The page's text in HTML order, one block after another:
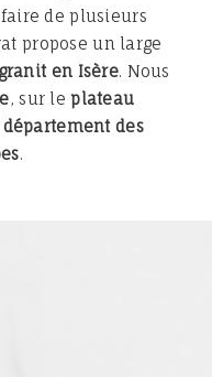
de plusieurs
propose un large
en Isère. Nous
, sur leplateau
département des
.